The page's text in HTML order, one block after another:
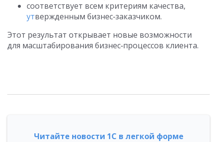
соответствует всем критериям качества,
утвержденным бизнес‑заказчиком.
Этот результат открывает новые возможности
для масштабирования бизнес‑процессов клиента.
Читайте новости 1С в легкой форме